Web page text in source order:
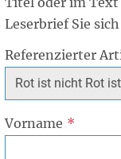
Leserbrief Sie
Referenzierter
Vorname